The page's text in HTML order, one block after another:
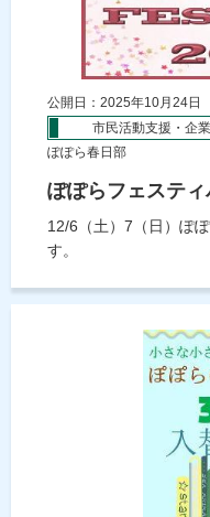
公開日：2025年10月24日
市民活動支援・企
ぽぽら春日部
ぽぽらフェステ
12/6（土）7（日）ぽ
す。